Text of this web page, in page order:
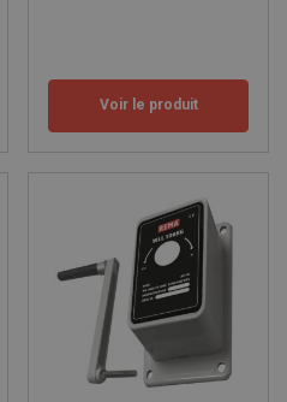
Voir le produit